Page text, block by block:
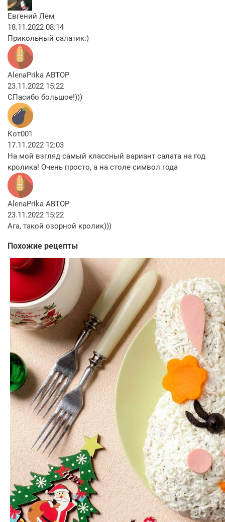
Евгений Лем
18.11.2022 08:14
Прикольный салатик:)
AlenaPrika АВТОР
23.11.2022 15:22
СПасибо большое!)))
Кот001
17.11.2022 12:03
На мой взгляд самый классный вариант салата на год
кролика! Очень просто, а на столе символ года
AlenaPrika АВТОР
23.11.2022 15:22
Ага, такой озорной кролик)))
Похожие рецепты